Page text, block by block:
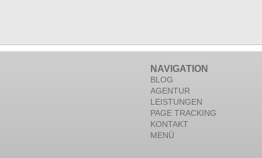
NAVIGATION
BLOG
AGENTUR
LEISTUNGEN
PAGE TRACKING
KONTAKT
MENÜ